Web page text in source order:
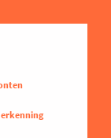
erkenning